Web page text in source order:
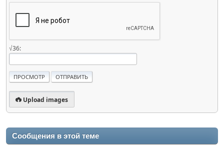
√36:
Upload images
Сообщения в этой теме